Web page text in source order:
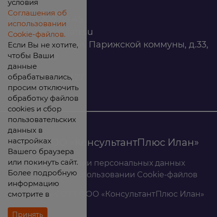
infomarket@ilan.su
г. Красноярск, ул. Парижской коммуны, д.33,
помещ. 302
ИНН: 2465263327
© 2026 ООО «КонсультантПлюс Илан»
Политика обработки персональных данных
Соглашение об использовании Cookie-файлов
Результаты СОУТ ООО «КонсультантПлюс Илан»
условия
Соглашения об
использовании
Cookie-файлов.
Если Вы не хотите,
чтобы Ваши
данные
обрабатывались,
просим отключить
обработку файлов
cookies и сбор
пользовательских
данных в
настройках
Вашего браузера
или покинуть сайт.
Более подробную
информацию
смотрите в
Принять